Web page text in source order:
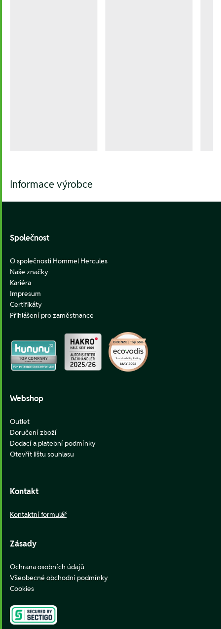
Informace výrobce
Společnost
O společnosti Hommel Hercules
Naše značky
Kariéra
Impresum
Certifikáty
Přihlášení pro zaměstnance
Webshop
Outlet
Doručení zboží
Dodací a platební podmínky
Otevřít lištu souhlasu
Kontakt
Kontaktní formulář
Zásady
Ochrana osobních údajů
Všeobecné obchodní podmínky
Cookies